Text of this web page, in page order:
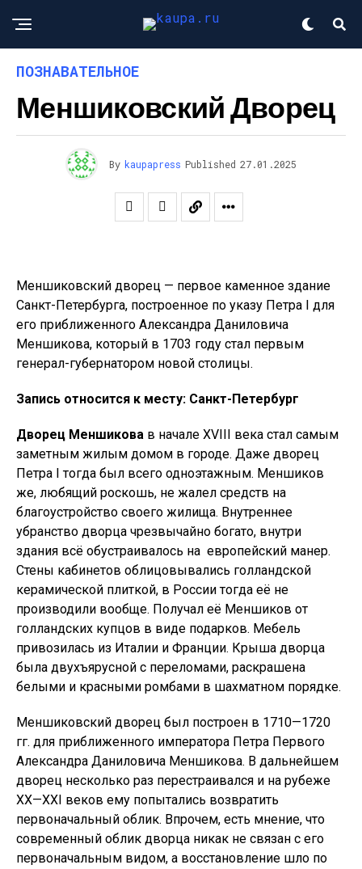
ПОЗНАВАТЕЛЬНОЕ
Меншиковский Дворец
By kaupapress Published 27.01.2025
Меншиковский дворец — первое каменное здание
Санкт-Петербурга, построенное по указу Петра I для
его приближенного Александра Даниловича
Меншикова, который в 1703 году стал первым
генерал-губернатором новой столицы.
Запись относится к месту: Санкт-Петербург
Дворец Меншикова в начале XVIII века стал самым
заметным жилым домом в городе. Даже дворец
Петра I тогда был всего одноэтажным. Меншиков
же, любящий роскошь, не жалел средств на
благоустройство своего жилища. Внутреннее
убранство дворца чрезвычайно богато, внутри
здания всё обустраивалось на европейский манер.
Стены кабинетов облицовывались голландской
керамической плиткой, в России тогда её не
производили вообще. Получал её Меншиков от
голландских купцов в виде подарков. Мебель
привозилась из Италии и Франции. Крыша дворца
была двухъярусной с переломами, раскрашена
белыми и красными ромбами в шахматном порядке.
Меншиковский дворец был построен в 1710—1720
гг. для приближенного императора Петра Первого
Александра Даниловича Меншикова. В дальнейшем
дворец несколько раз перестраивался и на рубеже
XX—XXI веков ему попытались возвратить
первоначальный облик. Впрочем, есть мнение, что
современный облик дворца никак не связан с его
первоначальным видом, а восстановление шло по